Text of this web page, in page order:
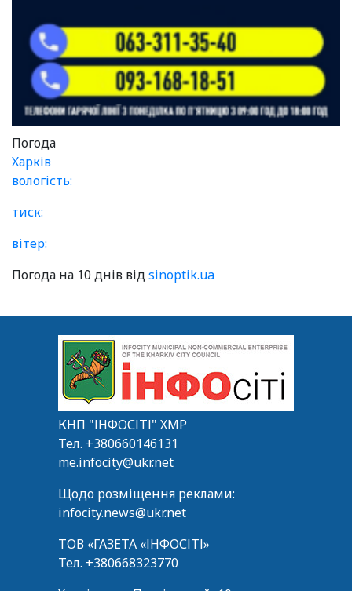
Погода
Харків
вологість:
тиск:
вітер:
Погода на 10 днів відsinoptik.ua
КНП "ІНФОСІТІ" ХМР
Тел. +380660146131
me.infocity@ukr.net
Щодо розміщення реклами:
infocity.news@ukr.net
ТОВ «ГАЗЕТА «ІНФОСІТІ»
Тел. +380668323770